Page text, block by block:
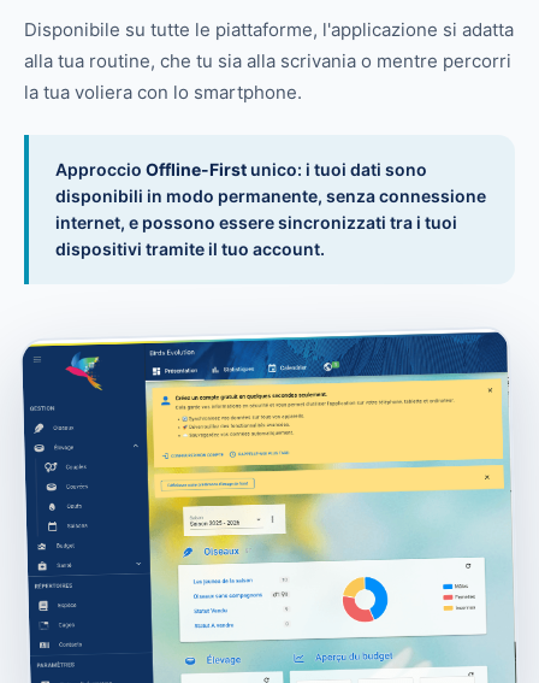
Disponibile su tutte le piattaforme, l'applicazione si adatta
alla tua routine, che tu sia alla scrivania o mentre percorri
la tua voliera con lo smartphone.
Approccio Offline-First unico: i tuoi dati sono
disponibili in modo permanente, senza connessione
internet, e possono essere sincronizzati tra i tuoi
dispositivi tramite il tuo account.